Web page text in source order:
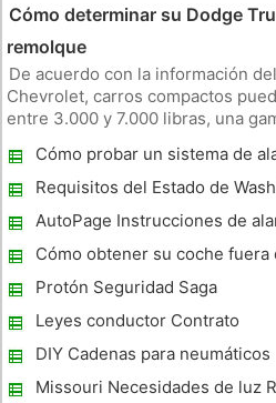
Cómo determinar su Dodge
remolque
De acuerdo con la información
Chevrolet, carros compactos
entre 3.000 y 7.000 libras, una
Camiones de tamaño completo y
información, puede remol
Cómo probar un sistema de
Requisitos del Estado de
Cadenas para neumáticos
AutoPage Instrucciones de
Cómo obtener su coche fuera
durante una ventisca
Protón Seguridad Saga
Leyes conductor Contrato
DIY Cadenas para neumáticos
Missouri Necesidades de luz